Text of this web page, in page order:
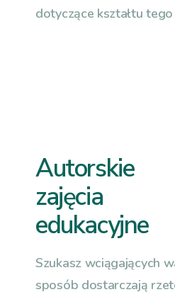
dotyczące kształtu
Autorskie
zajęcia
edukacyjne
Szukasz wciągających
sposób dostarczają